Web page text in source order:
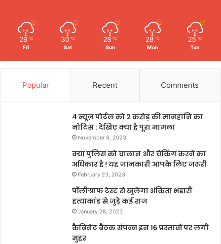
29 ℃
Fri
30 ℃
Sat
28 ℃
Sun
28 ℃
Mon
25 ℃
Tue
Popular Recent Comments
4 न्यूज़ पोर्टल को 2 करोड़ की मानहानि का
नोटिस : देखिए क्या है पूरा मामला
November 8, 2023
क्या पुलिस को चालान और चेकिंग करने का
अधिकार है ! यह जानकारी आपके लिए जरूरी
February 23, 2023
पॉलीग्राफ टेस्ट से खुलेगा अंकिता भंडारी
हत्याकांड से जुड़े कई राज
January 28, 2023
कैबिनेट बैठक संपन्न इन 16 प्रस्तावों पर लगी
मुहर